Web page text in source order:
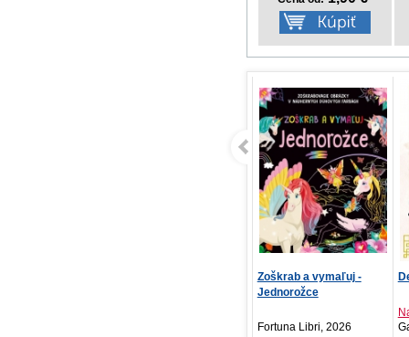
Zoškrab a vymaľuj -
Jednorožce
Fortuna Libri, 2026